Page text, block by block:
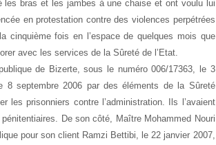
les bras et les jambes à une chaise et ont voulu lui
en protestation contre des violences perpétrées
cinquième fois en l’espace de quelques mois que
avec les services de la Sûreté de l’Etat.
de Bizerte, sous le numéro 006/17363, le 3
septembre 2006 par des éléments de la Sûreté
les prisonniers contre l’administration. Ils l’avaient
De son côté, Maître Mohammed Nouri
pour son client Ramzi Bettibi, le 22 janvier 2007,